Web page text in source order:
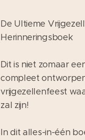
De Ultieme
Herinneringsboek
Dit is niet zomaar
compleet
vrijgezellenfeest
zal zijn!
In dit alles-in-één